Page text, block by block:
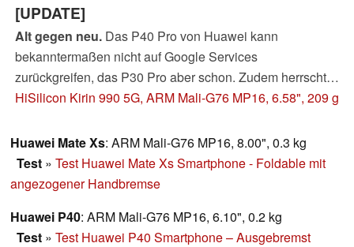
[UPDATE]
Alt gegen neu.Das P40 Pro von Huawei kann
bekanntermaßen nicht auf Google Services
zurückgreifen, das P30 Pro aber schon. Zudem herrscht
gegenwärtig ein hoher Preisunterschied zwischen den
diese Nachteile durch eine viel bessere Kameraqualität
gegenüber dem Vorjahresmodell wett? Wir schauen uns
in einem Test beide Huawei Modelle im direkten
Update: Zoom-Aufnahmen erweitern den Kameratest
HiSilicon Kirin 990 5G, ARM Mali-G76 MP16, 6.58", 209 g
Huawei Mate Xs: ARM Mali-G76 MP16, 8.00", 0.3 kg
Test » Test Huawei Mate Xs Smartphone - Foldable mit
angezogener Handbremse
Huawei P40: ARM Mali-G76 MP16, 6.10", 0.2 kg
Test » Test Huawei P40 Smartphone – Ausgebremst